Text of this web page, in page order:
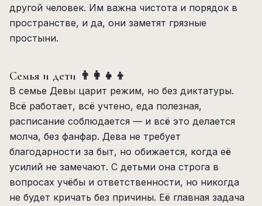
другой человек. Им важна чистота и порядок в
пространстве, и да, они заметят грязные
простыни.
Семья и дети 👨‍👩‍👧‍👦
В семье Девы царит режим, но без диктатуры.
Всё работает, всё учтено, еда полезная,
расписание соблюдается — и всё это делается
молча, без фанфар. Дева не требует
благодарности за быт, но обижается, когда её
усилий не замечают. С детьми она строга в
вопросах учёбы и ответственности, но никогда
не будет кричать без причины. Её главная задача